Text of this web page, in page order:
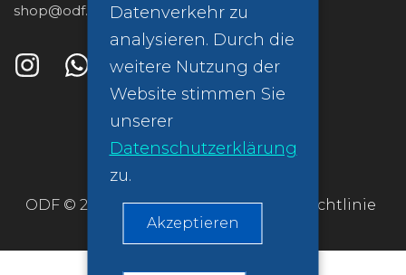
shop@odf.global
ODF © 2026 Datenschutzrichtlinie
Datenverkehr zu
analysieren. Durch die
weitere Nutzung der
Website stimmen Sie
unserer
Datenschutzerklärung
zu.
Akzeptieren